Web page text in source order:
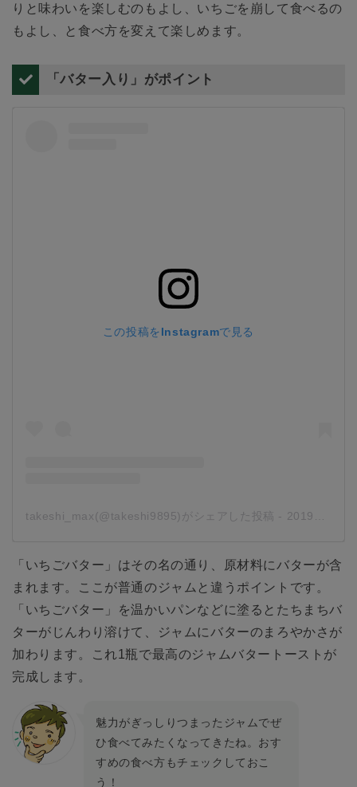
りと味わいを楽しむのもよし、いちごを崩して食べるの
もよし、と食べ方を変えて楽しめます。
「バター入り」がポイント
この投稿をInstagramで見る
takeshi_max(@takeshi9895)がシェアした投稿 - 2019年 7月月24日午前7時27分PDT
「いちごバター」はその名の通り、原材料にバターが含
まれます。ここが普通のジャムと違うポイントです。
「いちごバター」を温かいパンなどに塗るとたちまちバ
ターがじんわり溶けて、ジャムにバターのまろやかさが
加わります。これ1瓶で最高のジャムバタートーストが
完成します。
魅力がぎっしりつまったジャムでぜ
ひ食べてみたくなってきたね。おす
すめの食べ方もチェックしておこ
う！